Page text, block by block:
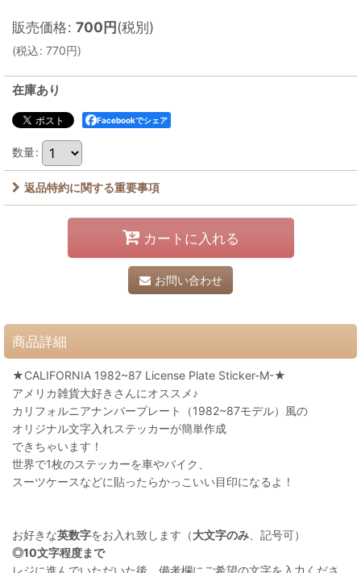
販売価格: 700円(税別)
(税込: 770円)
在庫あり
Facebookでシェア
数量:
返品特約に関する重要事項
カートに入れる
お問い合わせ
商品詳細
★CALIFORNIA 1982~87 License Plate Sticker-M-★
アメリカ雑貨大好きさんにオススメ♪
カリフォルニアナンバープレート（1982~87モデル）風の
オリジナル文字入れステッカーが簡単作成
できちゃいます！
世界で1枚のステッカーを車やバイク、
スーツケースなどに貼ったらかっこいい目印になるよ！
お好きな英数字をお入れ致します（大文字のみ 、記号可）
◎10文字程度まで
レジに進んでいただいた後、備考欄にご希望の文字を入力くださ